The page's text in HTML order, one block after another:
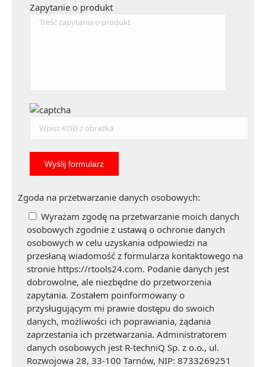
Zapytanie o produkt
Zgoda na przetwarzanie danych osobowych:
Wyrażam zgodę na przetwarzanie moich danych
osobowych zgodnie z ustawą o ochronie danych
osobowych w celu uzyskania odpowiedzi na
przesłaną wiadomość z formularza kontaktowego na
stronie https://rtools24.com. Podanie danych jest
dobrowolne, ale niezbędne do przetworzenia
zapytania. Zostałem poinformowany o
przysługującym mi prawie dostępu do swoich
danych, możliwości ich poprawiania, żądania
zaprzestania ich przetwarzania. Administratorem
danych osobowych jest R-techniQ Sp. z o.o., ul.
Rozwojowa 28, 33-100 Tarnów, NIP: 8733269251